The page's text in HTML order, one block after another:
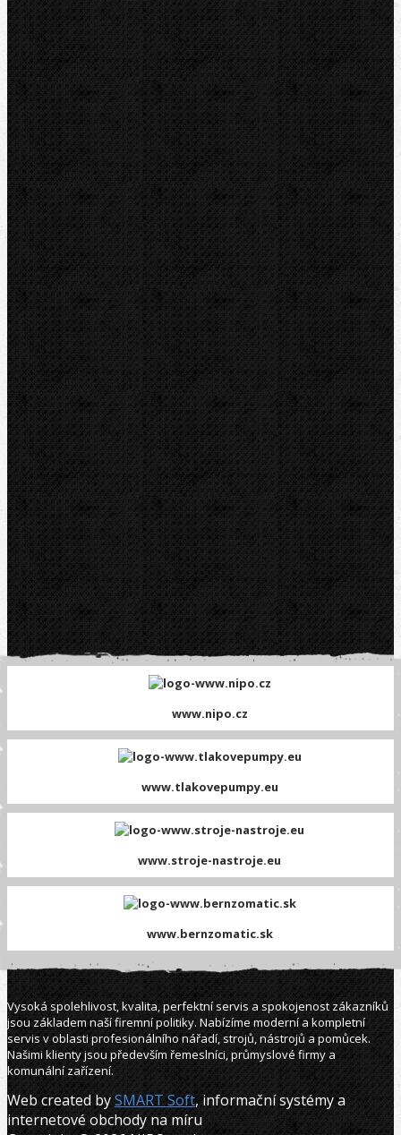
ROTHENBERGER
VIRAX
ZENTEN
Kontakt
NIPO Tools s.r.o
Lipová 7
CZ-763 26 LUHAČOVICE
Telefon obj.:
602 719 020
Telefon fakt.:
608 719 020
E-mail:
nipo@nipo.cz
Platební brána GOPAY
www.nipo.cz
www.tlakovepumpy.eu
www.stroje-nastroje.eu
www.bernzomatic.sk
Vysoká spolehlivost, kvalita, perfektní servis a spokojenost zákazníků
jsou základem naší firemní politiky. Nabízíme moderní a kompletní
servis v oblasti profesionálního nářadí, strojů, nástrojů a pomůcek.
Našimi klienty jsou především řemeslníci, průmyslové firmy a
komunální zařízení.
Web created bySMART Soft, informační systémy a
internetové obchody na míru